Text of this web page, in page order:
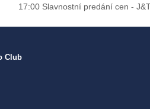
17:00 Slavnostní predání cen -
Club